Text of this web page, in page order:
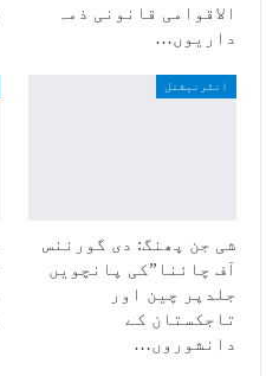
الاقوامی قانونی ذمہ
داریوں…
انٹرنیشنل
شی جن پھنگ: دی گورننس
آف چائنا”کی پانچویں
جلدپر چین اور
تاجکستان کے
دانشوروں…